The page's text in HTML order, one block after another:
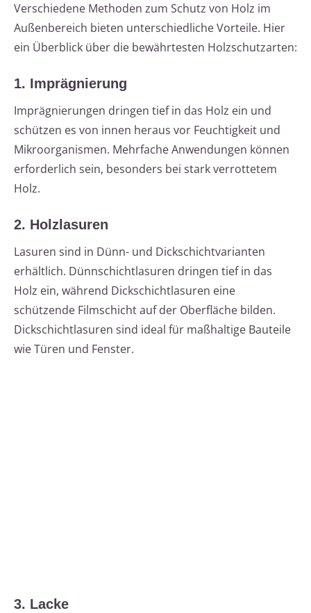
Verschiedene Methoden zum Schutz von Holz im
Außenbereich bieten unterschiedliche Vorteile. Hier
ein Überblick über die bewährtesten Holzschutzarten:
1. Imprägnierung
Imprägnierungen dringen tief in das Holz ein und
schützen es von innen heraus vor Feuchtigkeit und
Mikroorganismen. Mehrfache Anwendungen können
erforderlich sein, besonders bei stark verrottetem
Holz.
2. Holzlasuren
Lasuren sind in Dünn- und Dickschichtvarianten
erhältlich. Dünnschichtlasuren dringen tief in das
Holz ein, während Dickschichtlasuren eine
schützende Filmschicht auf der Oberfläche bilden.
Dickschichtlasuren sind ideal für maßhaltige Bauteile
wie Türen und Fenster.
3. Lacke